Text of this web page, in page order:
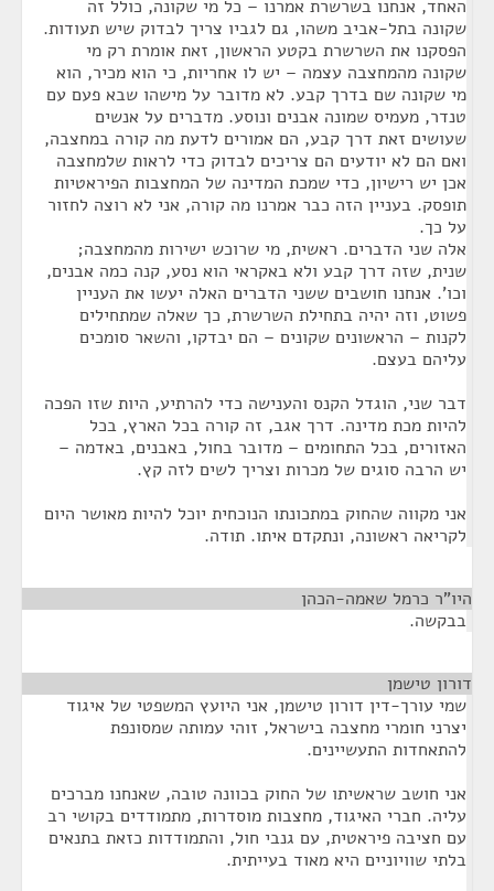
האחד, אנחנו בשרשרת אמרנו – כל מי שקונה, כולל זה
שקונה בתל-אביב משהו, גם לגביו צריך לבדוק שיש תעודות.
הפסקנו את השרשרת בקטע הראשון, זאת אומרת רק מי
שקונה מהמחצבה עצמה – יש לו אחריות, כי הוא מכיר, הוא
מי שקונה שם בדרך קבע. לא מדובר על מישהו שבא פעם עם
טנדר, מעמיס שמונה אבנים ונוסע. מדברים על אנשים
שעושים זאת דרך קבע, הם אמורים לדעת מה קורה במחצבה,
ואם הם לא יודעים הם צריכים לבדוק כדי לראות שלמחצבה
אכן יש רישיון, כדי שמכת המדינה של המחצבות הפיראטיות
תופסק. בעניין הזה כבר אמרנו מה קורה, אני לא רוצה לחזור
על כך.
אלה שני הדברים. ראשית, מי שרוכש ישירות מהמחצבה;
שנית, שזה דרך קבע ולא באקראי הוא נסע, קנה כמה אבנים,
וכו'. אנחנו חושבים ששני הדברים האלה יעשו את העניין
פשוט, וזה יהיה בתחילת השרשרת, כך שאלה שמתחילים
לקנות – הראשונים שקונים – הם יבדקו, והשאר סומכים
עליהם בעצם.
דבר שני, הוגדל הקנס והענישה כדי להרתיע, היות שזו הפכה
להיות מכת מדינה. דרך אגב, זה קורה בכל הארץ, בכל
האזורים, בכל התחומים – מדובר בחול, באבנים, באדמה –
יש הרבה סוגים של מכרות וצריך לשים לזה קץ.
אני מקווה שהחוק במתכונתו הנוכחית יוכל להיות מאושר היום
לקריאה ראשונה, ונתקדם איתו. תודה.
היו"ר כרמל שאמה-הכהן
בבקשה.
דורון טישמן
שמי עורך-דין דורון טישמן, אני היועץ המשפטי של איגוד
יצרני חומרי מחצבה בישראל, זוהי עמותה שמסונפת
להתאחדות התעשיינים.
אני חושב שראשיתו של החוק בכוונה טובה, שאנחנו מברכים
עליה. חברי האיגוד, מחצבות מוסדרות, מתמודדים בקושי רב
עם חציבה פיראטית, עם גנבי חול, והתמודדות כזאת בתנאים
בלתי שוויוניים היא מאוד בעייתית.